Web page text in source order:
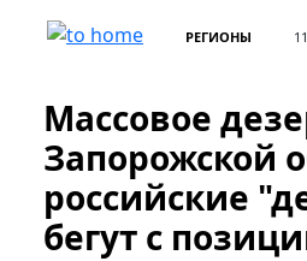
РЕГИОНЫ
Массовое
Запорожской
российские
бегут с